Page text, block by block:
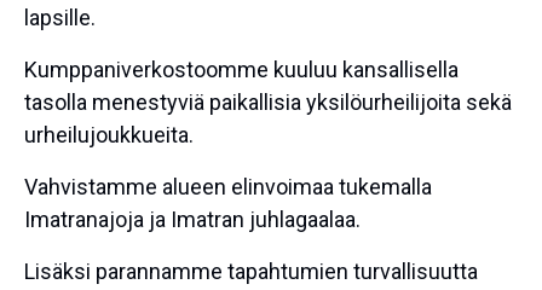
lapsille.
Kumppaniverkostoomme kuuluu kansallisella
tasolla menestyviä paikallisia yksilöurheilijoita sekä
urheilujoukkueita.
Vahvistamme alueen elinvoimaa tukemalla
Imatranajoja ja Imatran juhlagaalaa.
Lisäksi parannamme tapahtumien turvallisuutta